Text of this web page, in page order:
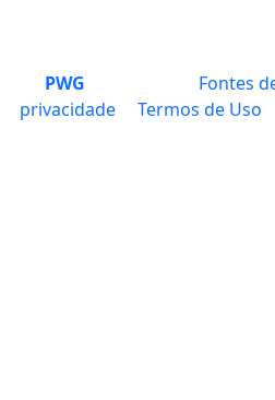
PWG Fontes
privacidade
Termos de Uso